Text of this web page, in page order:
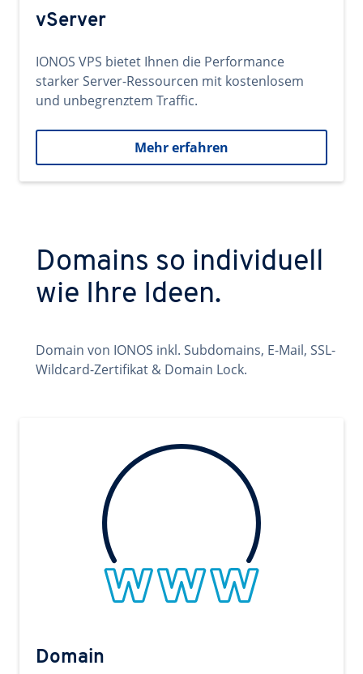
vServer
IONOS VPS bietet Ihnen die Performance
starker Server-Ressourcen mit kostenlosem
und unbegrenztem Traffic.
Mehr erfahren
Domains so individuell
wie Ihre Ideen.
Domain von IONOS inkl. Subdomains, E-Mail, SSL-
Wildcard-Zertifikat & Domain Lock.
Domain